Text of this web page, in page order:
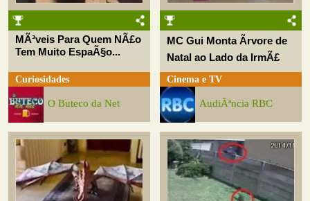
MÃ³veis Para Quem NÃ£o
Tem Muito EspaÃ§o...
Curiosidades
O Buteco da Net
MC Gui Monta Ãrvore de
Natal ao Lado da IrmÃ£
Cinema e TV
AudiÃªncia RBC